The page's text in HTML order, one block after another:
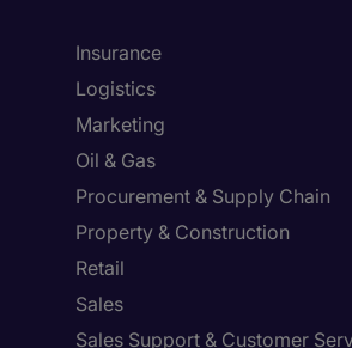
Insurance
Logistics
Marketing
Oil & Gas
Procurement & Supply Chain
Property & Construction
Retail
Sales
Sales Support & Customer